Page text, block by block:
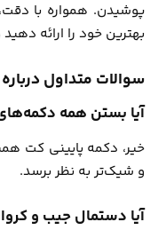
پوشیدن. همواره با
بهترین خود را ارائه
سوالات متداول
آیا بستن همه
خیر، دکمه پایینی کت
و شیک‌تر به نظر برسد.
آیا دستمال جیب و